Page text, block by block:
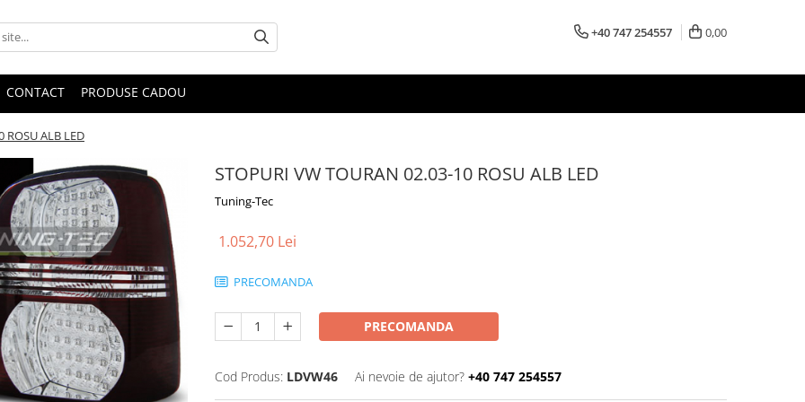
+40 747 254557 0,00
CONTACT PRODUSE CADOU
ROSU ALB LED
STOPURI VW TOURAN 02.03-10 ROSU ALB LED
Tuning-Tec
1.052,70 Lei
PRECOMANDA
PRECOMANDA
Cod Produs: LDVW46 Ai nevoie de ajutor? +40 747 254557